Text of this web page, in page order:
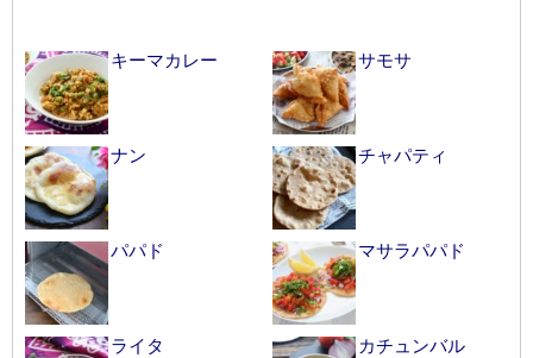
キーマカレー サモサ
ナン チャパティ
パパド マサラパパド
ライタ カチュンバル